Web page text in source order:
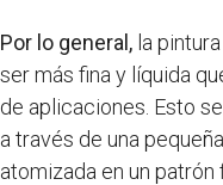
Por lo general, la
ser más fina y líquida
de aplicaciones. Esto
a través de una
atomizada en un patrón